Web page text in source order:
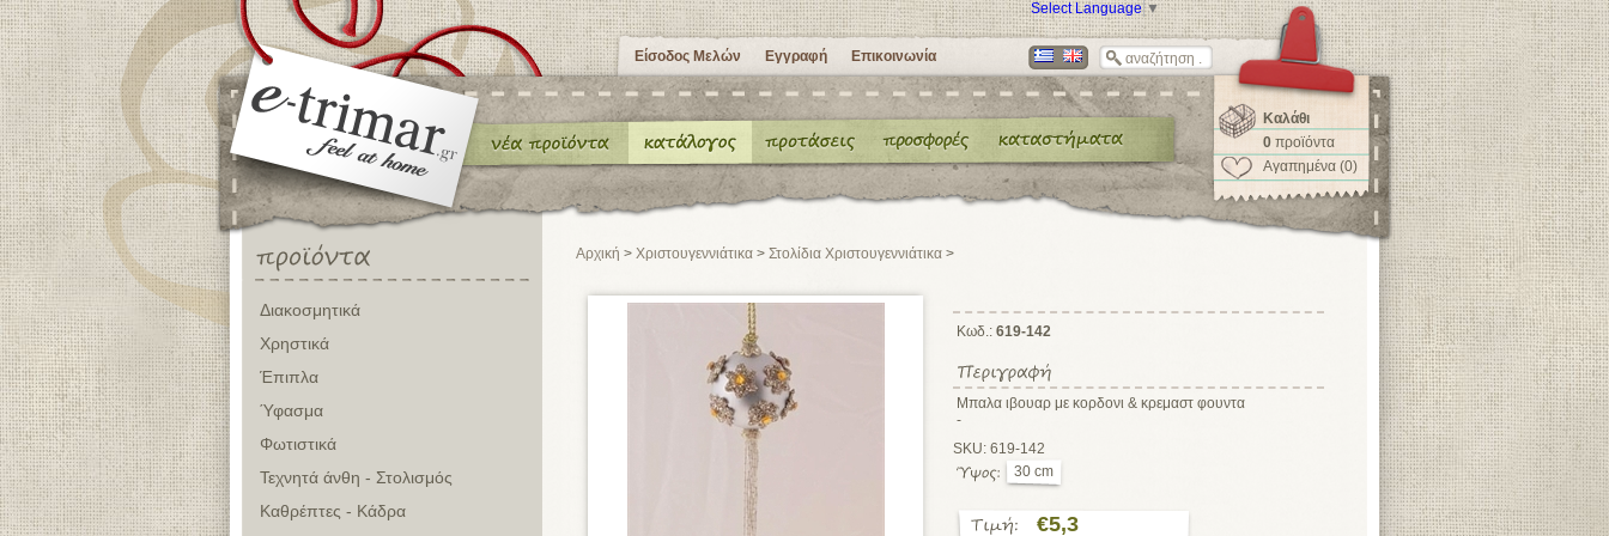
Select Language ▼
Είσοδος Μελών Εγγραφή Επικοινωνία
Καλάθι
0 προϊόντα
Αγαπημένα (0)
Διακοσμητικά
Χρηστικά
Έπιπλα
Ύφασμα
Φωτιστικά
Τεχνητά άνθη - Στολισμός
Καθρέπτες - Κάδρα
Αρχική > Χριστουγεννιάτικα > Στολίδια Χριστουγεννιάτικα >
Κωδ.: 619-142
Μπαλα ιβουαρ με κορδονι & κρεμαστ φουντα
-
SKU: 619-142
30 cm
€5,3